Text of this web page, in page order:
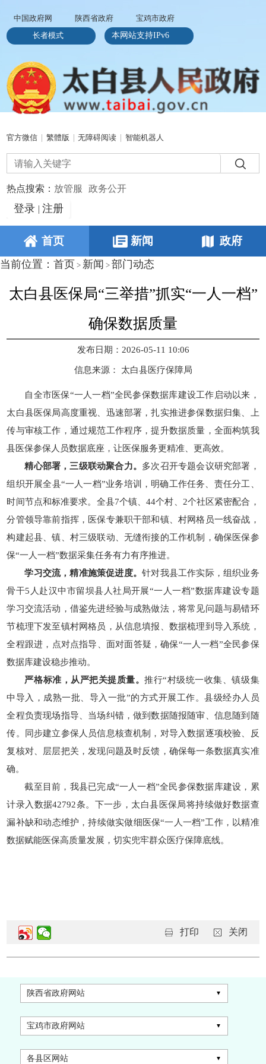
中国政府网 陕西省政府
宝鸡市政府
长者模式
本网站支持IPv6
官方微信 繁體版 无障碍阅读 智能机器人
热点搜索： 放管服 政务公开
登录 注册
首页 新闻 政府
当前位置： 首页 > 新闻 > 部门动态
太白县医保局“三举措”抓实“一人一档”
确保数据质量
发布日期：2026-05-11 10:06
信息来源： 太白县医疗保障局
自全市医保“一人一档”全民参保数据库建设工作启动以来，
太白县医保局高度重视、迅速部署，扎实推进参保数据归集、上
传与审核工作，通过规范工作程序，提升数据质量，全面构筑我
县医保参保人员数据底座，让医保服务更精准、更高效。
精心部署，三级联动聚合力。 多次召开专题会议研究部署，
组织开展全县“一人一档”业务培训，明确工作任务、责任分工、
时间节点和标准要求。全县7个镇、44个村、2个社区紧密配合，
分管领导靠前指挥，医保专兼职干部和镇、村网格员一线奋战，
构建起县、镇、村三级联动、无缝衔接的工作机制，确保医保参
保“一人一档”数据采集任务有力有序推进。
学习交流，精准施策促进度。针对我县工作实际，组织业务
骨干5人赴汉中市留坝县人社局开展“一人一档”数据库建设专题
学习交流活动，借鉴先进经验与成熟做法，将常见问题与易错环
节梳理下发至镇村网格员，从信息填报、数据梳理到导入系统，
全程跟进，点对点指导、面对面答疑，确保“一人一档”全民参保
数据库建设稳步推动。
严格标准，从严把关提质量。推行“村级统一收集、镇级集
中导入，成熟一批、导入一批”的方式开展工作。县级经办人员
全程负责现场指导、当场纠错，做到数据随报随审、信息随到随
传。同步建立参保人员信息核查机制，对导入数据逐项校验、反
复核对、层层把关，发现问题及时反馈，确保每一条数据真实准
确。
截至目前，我县已完成“一人一档”全民参保数据库建设，累
计录入数据42792条。下一步，太白县医保局将持续做好数据查
漏补缺和动态维护，持续做实做细医保“一人一档”工作，以精准
数据赋能医保高质量发展，切实兜牢群众医疗保障底线。
打印 关闭
陕西省政府网站
宝鸡市政府网站
各县区网站